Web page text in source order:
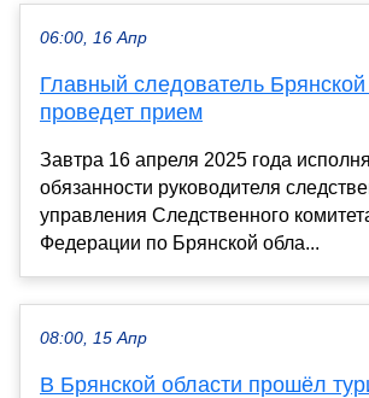
06:00, 16 Апр
Главный следователь Брянской
проведет прием
Завтра 16 апреля 2025 года
обязанности руководителя
управления Следственного
Федерации по Брянской обла...
08:00, 15 Апр
В Брянской области прошёл